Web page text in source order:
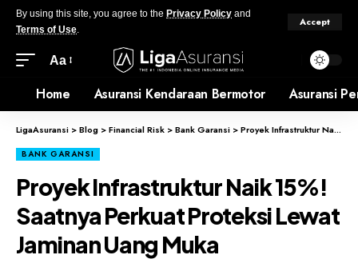
By using this site, you agree to the Privacy Policy and
Terms of Use.
Accept
Aa
Home Asuransi Kendaraan Bermotor Asuransi
LigaAsuransi >Blog >Financial Risk >Bank Garansi >Proyek Infrastruktur Naik 15%! Saatnya Perkuat Proteksi Lewat Jaminan Uang Muka
BANK GARANSI
Proyek Infrastruktur Naik 15%!
Saatnya Perkuat Proteksi Lewat
Jaminan Uang Muka